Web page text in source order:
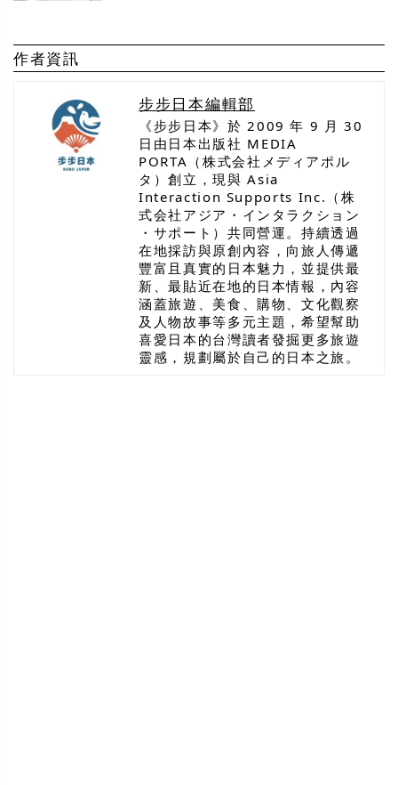
作者資訊
步步日本編輯部
《步步日本》於 2009 年 9 月 30
日由日本出版社 MEDIA
PORTA（株式会社メディアポル
タ）創立，現與 Asia
Interaction Supports Inc.（株
式会社アジア・インタラクション
・サポート）共同營運。持續透過
在地採訪與原創內容，向旅人傳遞
豐富且真實的日本魅力，並提供最
新、最貼近在地的日本情報，內容
涵蓋旅遊、美食、購物、文化觀察
及人物故事等多元主題，希望幫助
喜愛日本的台灣讀者發掘更多旅遊
靈感，規劃屬於自己的日本之旅。